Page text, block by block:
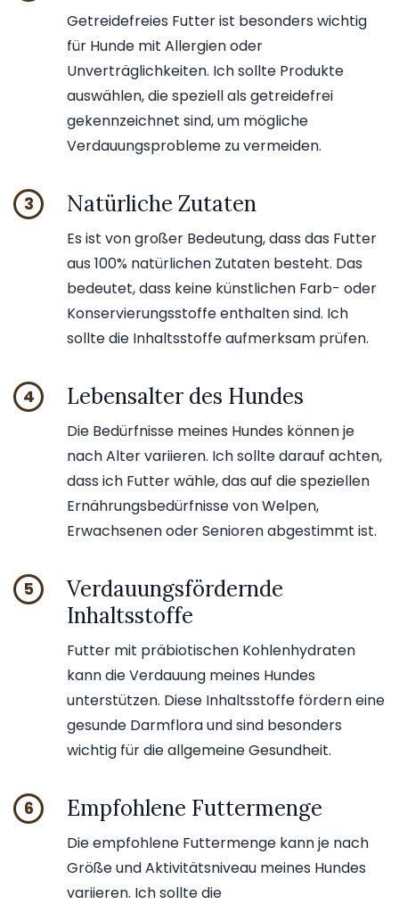
Getreidefreies Futter ist besonders wichtig
für Hunde mit Allergien oder
Unverträglichkeiten. Ich sollte Produkte
auswählen, die speziell als getreidefrei
gekennzeichnet sind, um mögliche
Verdauungsprobleme zu vermeiden.
3 Natürliche Zutaten
Es ist von großer Bedeutung, dass das Futter
aus 100% natürlichen Zutaten besteht. Das
bedeutet, dass keine künstlichen Farb- oder
Konservierungsstoffe enthalten sind. Ich
sollte die Inhaltsstoffe aufmerksam prüfen.
4 Lebensalter des Hundes
Die Bedürfnisse meines Hundes können je
nach Alter variieren. Ich sollte darauf achten,
dass ich Futter wähle, das auf die speziellen
Ernährungsbedürfnisse von Welpen,
Erwachsenen oder Senioren abgestimmt ist.
5
Verdauungsfördernde
Inhaltsstoffe
Futter mit präbiotischen Kohlenhydraten
kann die Verdauung meines Hundes
unterstützen. Diese Inhaltsstoffe fördern eine
gesunde Darmflora und sind besonders
wichtig für die allgemeine Gesundheit.
6 Empfohlene Futtermenge
Die empfohlene Futtermenge kann je nach
Größe und Aktivitätsniveau meines Hundes
variieren. Ich sollte die